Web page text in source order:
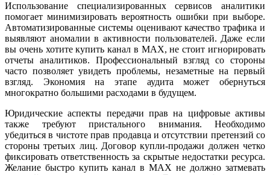
Использование специализированных сервисов аналитики
помогает минимизировать вероятность ошибки при выборе.
Автоматизированные системы оценивают качество трафика и
выявляют аномалии в активности пользователей. Даже если
вы очень хотите купить канал в MAX, не стоит игнорировать
отчеты аналитиков. Профессиональный взгляд со стороны
часто позволяет увидеть проблемы, незаметные на первый
взгляд. Экономия на этапе аудита может обернуться
многократно большими расходами в будущем.
Юридические аспекты передачи прав на цифровые активы
также требуют пристального внимания. Необходимо
убедиться в чистоте прав продавца и отсутствии претензий со
стороны третьих лиц. Договор купли-продажи должен четко
фиксировать ответственность за скрытые недостатки ресурса.
Желание быстро купить канал в MAX не должно затмевать